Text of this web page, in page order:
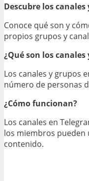
Descubre los
Conoce qué son y
propios grupos y
¿Qué son los canales
Los canales y grupos
número de personas
¿Cómo funcionan?
Los canales en
los miembros pueden
contenido.